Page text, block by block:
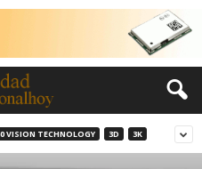
VISION TECHNOLOGY 3D 3K